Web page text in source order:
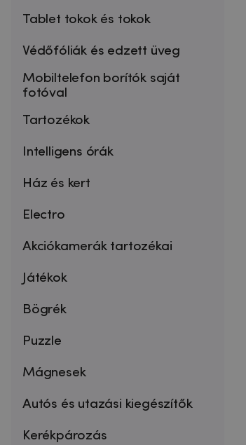
Tablet tokok és tokok
Védőfóliák és edzett üveg
Mobiltelefon borítók saját
fotóval
Tartozékok
Intelligens órák
Ház és kert
Electro
Akciókamerák tartozékai
Játékok
Bögrék
Puzzle
Mágnesek
Autós és utazási kiegészítők
Kerékpározás